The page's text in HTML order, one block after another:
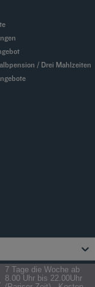
/ Drei Mahlzeiten
7 Tage die Woche ab
8.00 Uhr bis 22.00Uhr